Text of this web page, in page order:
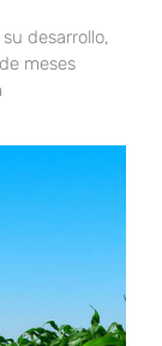
desarrollo,
meses